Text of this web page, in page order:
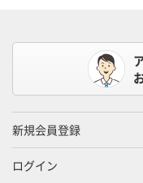
新規会員登録
ログイン